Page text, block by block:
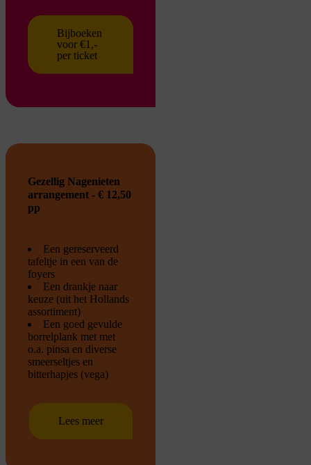
Bijboeken
voor €1,-
per ticket
Gezellig Nagenieten
arrangement - € 12,50
pp
Een gereserveerd
tafeltje in een van de
foyers
Een drankje naar
keuze (uit het Hollands
assortiment)
Een goed gevulde
borrelplank met met
o.a. pinsa en diverse
smeerseltjes en
bitterhapjes (vega)
Lees meer